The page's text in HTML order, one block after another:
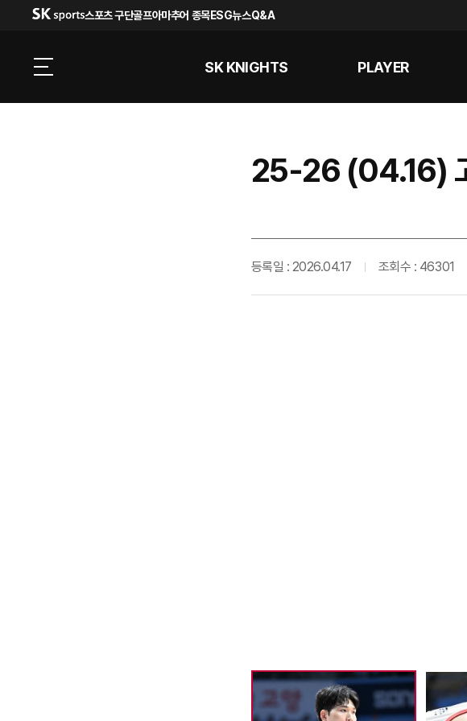
스포츠 구단골프아마추어 종목ESG뉴스Q&A
SK KNIGHTS PLAYER
25-26 (04.16)
등록일 : 2026.04.17 조회수 : 46301